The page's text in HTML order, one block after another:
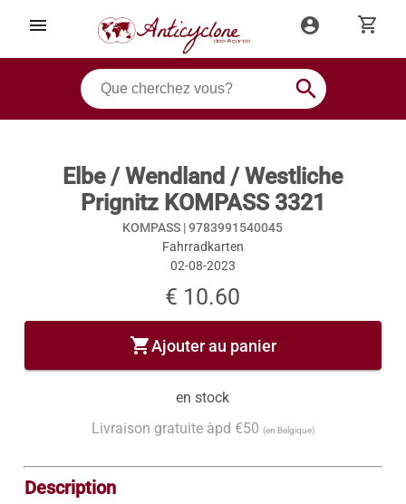
menu account_circle shopping_cart
search
Elbe / Wendland / Westliche
Prignitz KOMPASS 3321
KOMPASS |9783991540045
Fahrradkarten
02-08-2023
€ 10.60
shopping_cartAjouter au panier
en stock
Livraison gratuite àpd €50 (en Belgique)
Description